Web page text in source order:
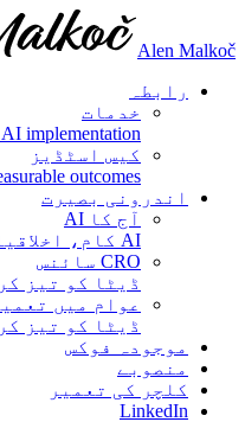
Alen Malkoč
رابطہ
خدمات
implementation.
کیس اسٹڈیز
outcomes.
اندرونی بصیرت
آج کا AI
AI کام، اخلاقیات، جدت کو نئی شکل دیتا ہے۔
CRO سائنس
ڈیٹا کو تیز
عوام میں
ڈیٹا کو تیز
موجودہ فوکس
منصوبے
کلچر کی تعمیر
LinkedIn